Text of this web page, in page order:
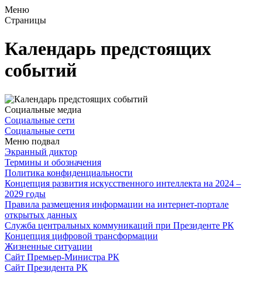
Меню
Страницы
Календарь предстоящих
событий
Социальные медиа
Социальные сети
Социальные сети
Меню подвал
Экранный диктор
Термины и обозначения
Политика конфиденциальности
Концепция развития искусственного интеллекта на 2024 –
2029 годы
Правила размещения информации на интернет-портале
открытых данных
Служба центральных коммуникаций при Президенте РК
Концепция цифровой трансформации
Жизненные ситуации
Сайт Премьер-Министра РК
Сайт Президента РК